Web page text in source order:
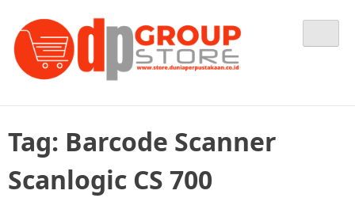
content
Dunia Perpustakaan STORE
Tag: Barcode Scanner
Scanlogic CS 700